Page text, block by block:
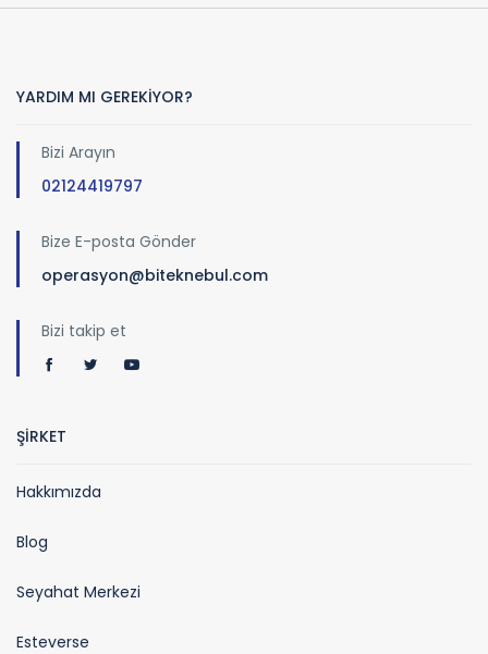
YARDIM MI GEREKİYOR?
Bizi Arayın
02124419797
Bize E-posta Gönder
operasyon@biteknebul.com
Bizi takip et
ŞİRKET
Hakkımızda
Blog
Seyahat Merkezi
Esteverse